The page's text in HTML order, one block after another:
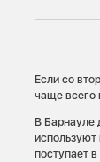
Если со
чаще всего
В Барнауле
поступает